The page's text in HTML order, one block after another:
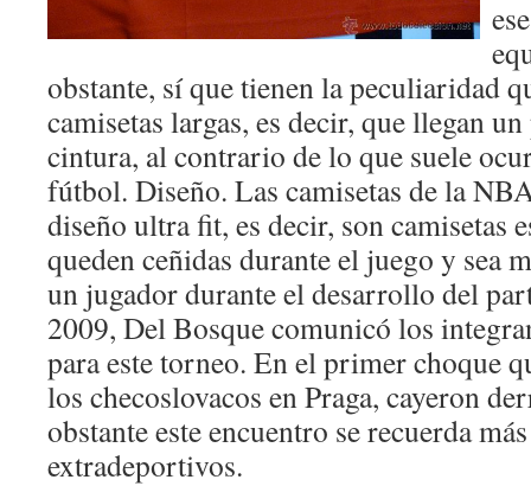
obstante, sí que tienen la peculiaridad
camisetas largas, es decir, que llegan
cintura, al contrario de lo que suele
fútbol. Diseño. Las camisetas de la
diseño ultra fit, es decir, son camisetas
queden ceñidas durante el juego y sea
un jugador durante el desarrollo del
2009, Del Bosque comunicó los
para este torneo. En el primer choque
los checoslovacos en Praga, cayeron
obstante este encuentro se recuerda
extradeportivos.